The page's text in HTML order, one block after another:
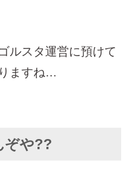
ルスタ運営に預けて
ますね…
ぞや??